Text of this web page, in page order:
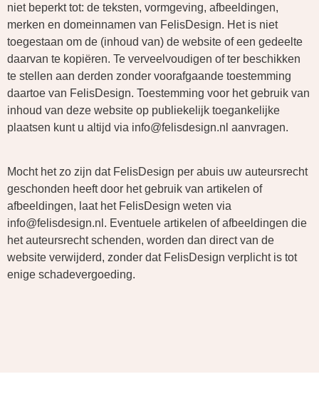
niet beperkt tot: de teksten, vormgeving, afbeeldingen,
merken en domeinnamen van FelisDesign. Het is niet
toegestaan om de (inhoud van) de website of een gedeelte
daarvan te kopiëren. Te verveelvoudigen of ter beschikken
te stellen aan derden zonder voorafgaande toestemming
daartoe van FelisDesign. Toestemming voor het gebruik van
inhoud van deze website op publiekelijk toegankelijke
plaatsen kunt u altijd via info@felisdesign.nl aanvragen.
Mocht het zo zijn dat FelisDesign per abuis uw auteursrecht
geschonden heeft door het gebruik van artikelen of
afbeeldingen, laat het FelisDesign weten via
info@felisdesign.nl. Eventuele artikelen of afbeeldingen die
het auteursrecht schenden, worden dan direct van de
website verwijderd, zonder dat FelisDesign verplicht is tot
enige schadevergoeding.